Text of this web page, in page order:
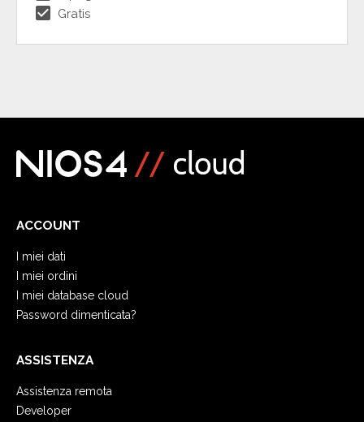
check_box Gratis
ACCOUNT
I miei dati
I miei ordini
I miei database cloud
Password dimenticata?
ASSISTENZA
Assistenza remota
Developer